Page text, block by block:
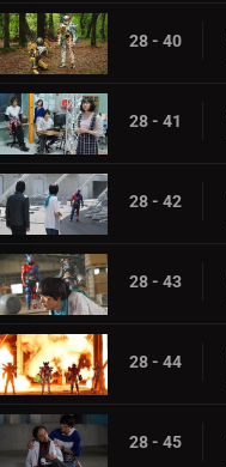
28 - 40
28 - 41
28 - 42
28 - 43
28 - 44
28 - 45